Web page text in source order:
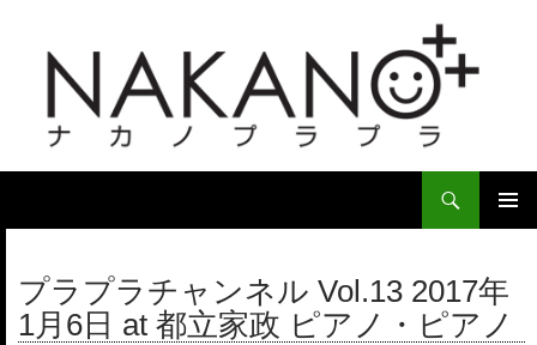
イ
ン
ツ
プラプラチャンネル Vol.13 2017年
1月6日 at 都立家政 ピアノ・ピアノ